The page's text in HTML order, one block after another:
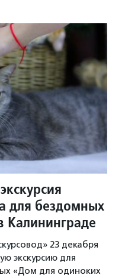
для бездомных
Калининграде
23 декабря
экскурсию для
«Дом для одиноких